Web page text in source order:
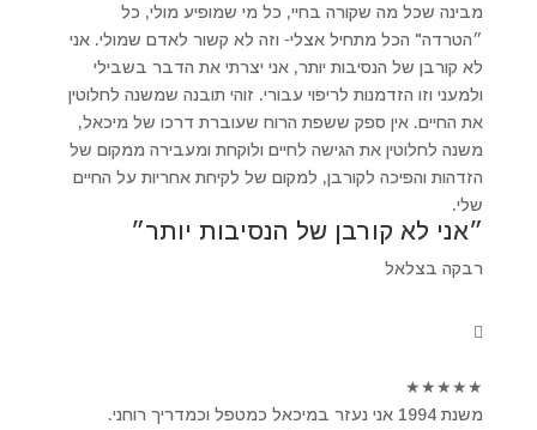
מבינה שכל מה שקורה בחיי, כל מי שמופיע מולי, כל
״הטרדה" הכל מתחיל אצלי- וזה לא קשור לאדם שמולי. אני
לא קורבן של הנסיבות יותר, אני יצרתי את הדבר בשבילי
ולמעני וזו הזדמנות לריפוי עבורי. זוהי תובנה שמשנה לחלוטין
את החיים. אין ספק ששפת הרוח שעוברת דרכו של מיכאל,
משנה לחלוטין את הגישה לחיים ולוקחת ומעבירה ממקום של
הזדהות והפיכה לקורבן, למקום של לקיחת אחריות על החיים
שלי.
״אני לא קורבן של הנסיבות יותר״
רבקה בצלאל
★
★
★
★
★
משנת 1994 אני נעזר במיכאל כמטפל וכמדריך רוחני.